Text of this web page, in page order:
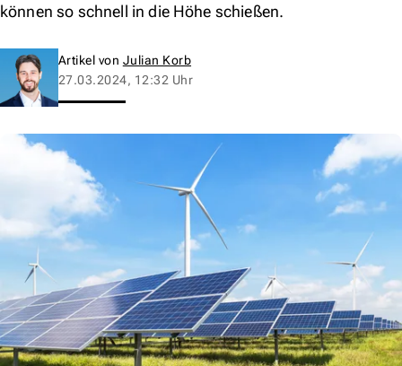
können so schnell in die Höhe schießen.
Artikel von Julian Korb
27.03.2024, 12:32 Uhr